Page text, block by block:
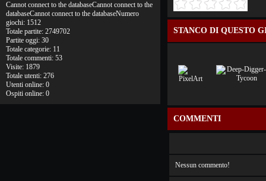
Cannot connect to the databaseCannot connect to the
databaseCannot connect to the databaseNumero
giochi: 1512
Totale partite: 2749702
Partite oggi: 30
Totale categorie: 11
Totale commenti: 53
Visite: 1879
Totale utenti: 276
Utenti online: 0
Ospiti online: 0
STANCO DI QUESTO
COMMENTI
Nessun commento!